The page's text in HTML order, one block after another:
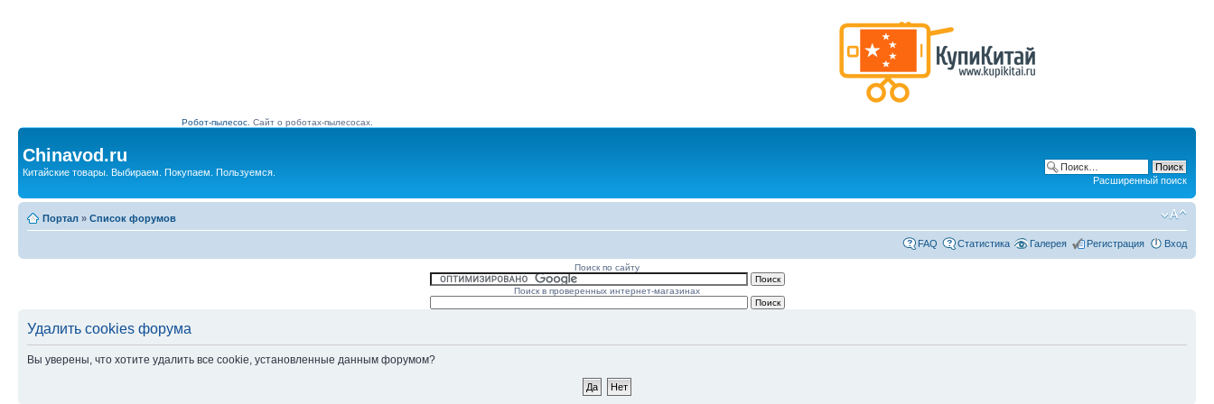
Робот-пылесос. Сайт о роботах-пылесосах.
Chinavod.ru
Китайские товары. Выбираем. Покупаем. Пользуемся.
Расширенный поиск
Портал » Список форумов
FAQ Статистика Галерея Регистрация Вход
Поиск по сайту
Поиск в проверенных интернет-магазинах
Удалить cookies форума
Вы уверены, что хотите удалить все cookie, установленные данным форумом?